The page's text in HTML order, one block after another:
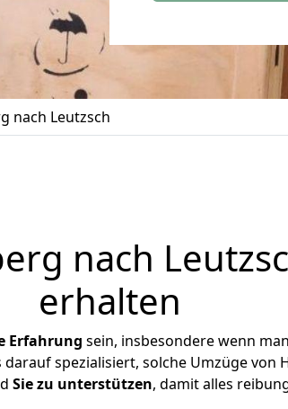
nach Leutzsch
nach
erhalten
Erfahrung sein, insbesondere wenn
spezialisiert, solche Umzüge von
Sie zu unterstützen, damit alles